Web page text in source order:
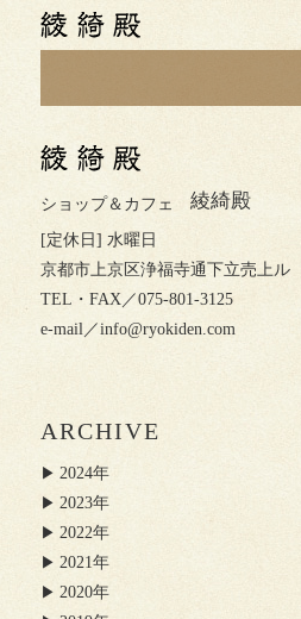
ショップ＆カフェ 綾綺殿
[定休日] 水曜日
京都市上京区浄福寺通下立売上ル
TEL・FAX／075-801-3125
e-mail／info@ryokiden.com
ARCHIVE
2024年
2023年
2022年
2021年
2020年